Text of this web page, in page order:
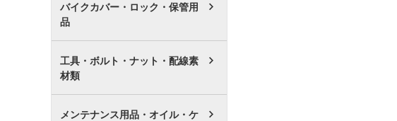
バイクカバー・ロック・保管用
品
工具・ボルト・ナット・配線素
材類
メンテナンス用品・オイル・ケ